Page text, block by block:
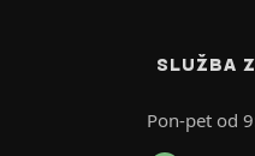
SLUŽBA
Pon-pet od